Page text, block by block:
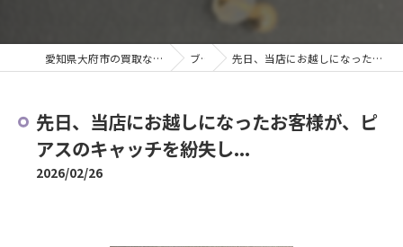
愛知県大府市の買取なら買取大吉 大府共栄町3丁目店 ブログ 先日、当店にお越しになったお客様が、ピアスのキャッチを紛失し...
先日、当店にお越しになったお客様が、ピ
アスのキャッチを紛失し...
2026/02/26